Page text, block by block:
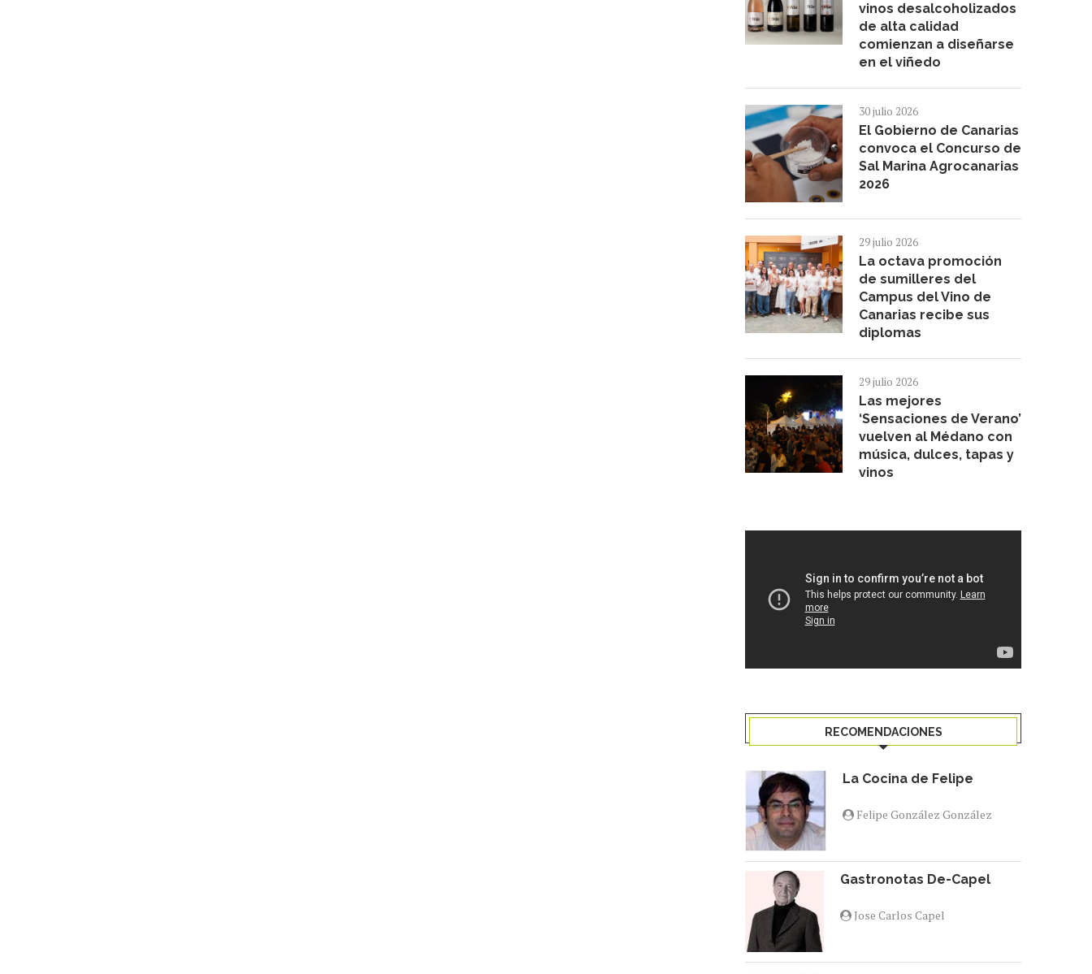
vinos desalcoholizados
de alta calidad
comienzan a diseñarse
en el viñedo
30 julio 2026
El Gobierno de Canarias
convoca el Concurso de
Sal Marina Agrocanarias
2026
29 julio 2026
La octava promoción
de sumilleres del
Campus del Vino de
Canarias recibe sus
diplomas
29 julio 2026
Las mejores
‘Sensaciones de Verano’
vuelven al Médano con
música, dulces, tapas y
vinos
RECOMENDACIONES
La Cocina de Felipe
Felipe González González
Gastronotas De-Capel
Jose Carlos Capel